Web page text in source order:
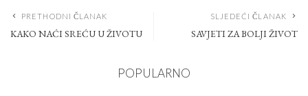
PRETHODNI ČLANAK
KAKO NAĆI SREĆU U ŽIVOTU
SLJEDEĆI ČLANAK
SAVJETI ZA BOLJI ŽIVOT
POPULARNO